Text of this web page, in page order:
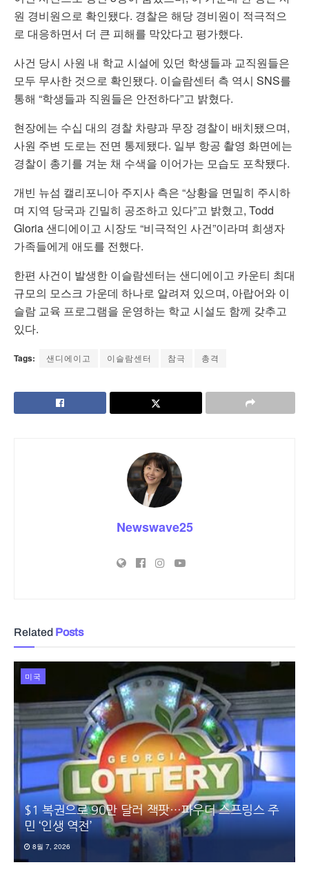
원 경비원으로 확인됐다. 경찰은 해당 경비원이 적극적으
로 대응하면서 더 큰 피해를 막았다고 평가했다.
사건 당시 사원 내 학교 시설에 있던 학생들과 교직원들은
모두 무사한 것으로 확인됐다. 이슬람센터 측 역시 SNS를
통해 “학생들과 직원들은 안전하다”고 밝혔다.
현장에는 수십 대의 경찰 차량과 무장 경찰이 배치됐으며,
사원 주변 도로는 전면 통제됐다. 일부 항공 촬영 화면에는
경찰이 총기를 겨눈 채 수색을 이어가는 모습도 포착됐다.
개빈 뉴섬 캘리포니아 주지사 측은 “상황을 면밀히 주시하
며 지역 당국과 긴밀히 공조하고 있다”고 밝혔고, Todd
Gloria샌디에이고 시장도 “비극적인 사건”이라며 희생자
가족들에게 애도를 전했다.
한편 사건이 발생한 이슬람센터는 샌디에이고 카운티 최대
규모의 모스크 가운데 하나로 알려져 있으며, 아랍어와 이
슬람 교육 프로그램을 운영하는 학교 시설도 함께 갖추고
있다.
Tags: 샌디에이고 이슬람센터 참극 총격
Newswave25
Related Posts
미국
$1 복권으로 90만 달러 잭팟…파우더 스프링스 주
민 ‘인생 역전’
8월 7, 2026